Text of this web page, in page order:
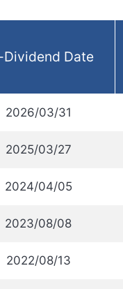
Dividend Date
2026/03/31
2025/03/27
2024/04/05
2023/08/08
2022/08/13